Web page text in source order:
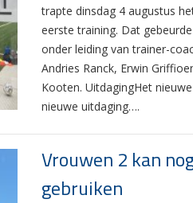
trapte dinsdag 4 augustus
eerste training. Dat
onder leiding van trainer-
Andries Ranck, Erwin
Kooten. UitdagingHet
nieuwe uitdaging….
Vrouwen 2 kan
gebruiken